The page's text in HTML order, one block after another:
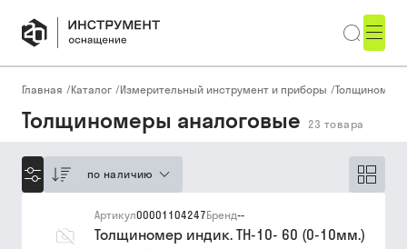
Главная /Каталог /Измерительный инструмент и приборы /
Толщиномеры аналоговые 23 товара
по наличию
Артикул00001104247Бренд--
Толщиномер индик. ТН-10- 60 (0-10мм.)